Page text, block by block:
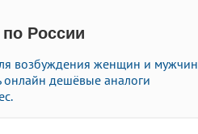
России
возбуждения женщин и мужчин
онлайн дешёвые аналоги